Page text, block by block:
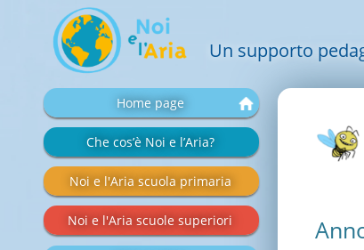
Un supporto
Salta
la
navigazione
Home page
Che cos’è Noi e l’Aria?
Noi e l'Aria scuola primaria
Noi e l'Aria scuole superiori